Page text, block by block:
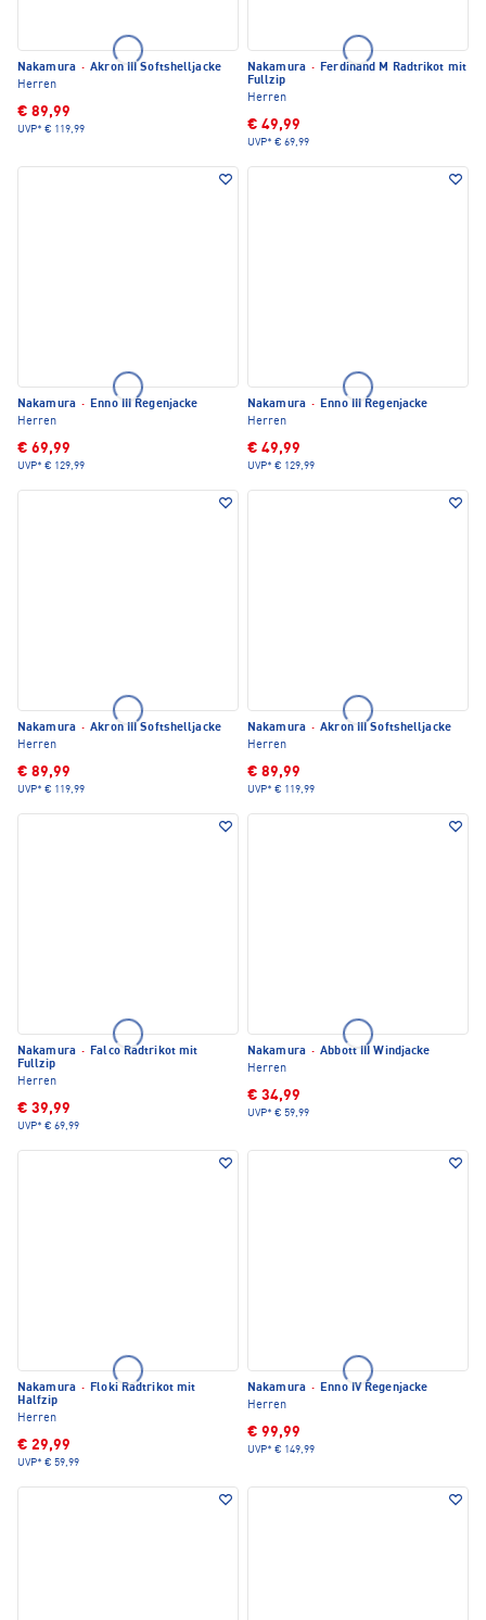
Nakamura · Akron III Softshelljacke
Herren
€ 89,99
UVP* € 119,99
Nakamura · Ferdinand M Radtrikot mit
Fullzip
Herren
€ 49,99
UVP* € 69,99
Nakamura · Enno III Regenjacke
Herren
€ 69,99
UVP* € 129,99
Nakamura · Enno III Regenjacke
Herren
€ 49,99
UVP* € 129,99
Nakamura · Akron III Softshelljacke
Herren
€ 89,99
UVP* € 119,99
Nakamura · Akron III Softshelljacke
Herren
€ 89,99
UVP* € 119,99
Nakamura · Falco Radtrikot mit
Fullzip
Herren
€ 39,99
UVP* € 69,99
Nakamura · Abbott III Windjacke
Herren
€ 34,99
UVP* € 59,99
Nakamura · Floki Radtrikot mit
Halfzip
Herren
€ 29,99
UVP* € 59,99
Nakamura · Enno IV Regenjacke
Herren
€ 99,99
UVP* € 149,99